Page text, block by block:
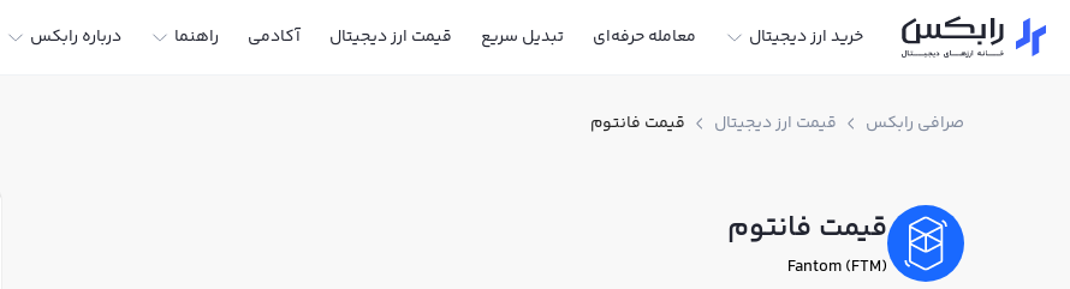
خرید ارز دیجیتال معامله حرفه‌ای تبدیل سریع قیمت ارز دیجیتال آکادمی راهنما درباره رابکس
صرافی رابکس قیمت ارز دیجیتال قیمت فانتوم
قیمت فانتوم
Fantom (FTM)